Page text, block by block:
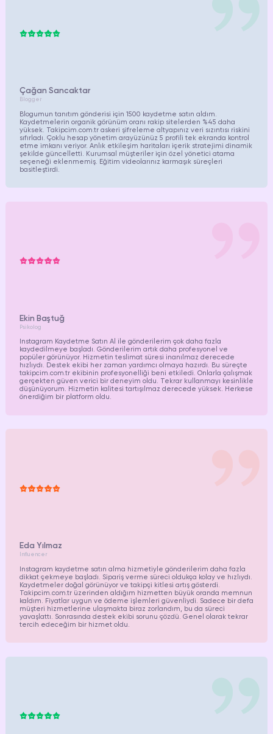
Çağan Sancaktar
Blogger
Blogumun tanıtım gönderisi için 1500 kaydetme satın aldım.
Kaydetmelerin organik görünüm oranı rakip sitelerden %45 daha
yüksek. Takipcim.com.traskeri şifreleme altyapınız veri sızıntısı riskini
sıfırladı. Çoklu hesap yönetim arayüzünüz 5 profili tek ekranda kontrol
etme imkanı veriyor. Anlık etkileşim haritaları içerik stratejimi dinamik
şekilde güncelletti. Kurumsal müşteriler için özel yönetici atama
seçeneği eklenmemiş. Eğitim videolarınız karmaşık süreçleri
basitleştirdi.
Ekin Baştuğ
Psikolog
Instagram Kaydetme Satın Al ile gönderilerim çok daha fazla
kaydedilmeye başladı. Gönderilerim artık daha profesyonel ve
popüler görünüyor. Hizmetin teslimat süresi inanılmaz derecede
hızlıydı. Destek ekibi her zaman yardımcı olmaya hazırdı. Bu süreçte
takipcim.com.tr ekibinin profesyonelliği beni etkiledi. Onlarla çalışmak
gerçekten güven verici bir deneyim oldu. Tekrar kullanmayı kesinlikle
düşünüyorum. Hizmetin kalitesi tartışılmaz derecede yüksek. Herkese
önerdiğim bir platform oldu.
Eda Yılmaz
Influencer
Instagram kaydetme satın alma hizmetiyle gönderilerim daha fazla
dikkat çekmeye başladı. Sipariş verme süreci oldukça kolay ve hızlıydı.
Kaydetmeler doğal görünüyor ve takipçi kitlesi artış gösterdi.
Takipcim.com.tr üzerinden aldığım hizmetten büyük oranda memnun
kaldım. Fiyatlar uygun ve ödeme işlemleri güvenliydi. Sadece bir defa
müşteri hizmetlerine ulaşmakta biraz zorlandım, bu da süreci
yavaşlattı. Sonrasında destek ekibi sorunu çözdü. Genel olarak tekrar
tercih edeceğim bir hizmet oldu.